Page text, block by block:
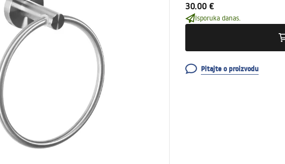
30.00 €
Isporuka danas.
Pitajte o proizvodu